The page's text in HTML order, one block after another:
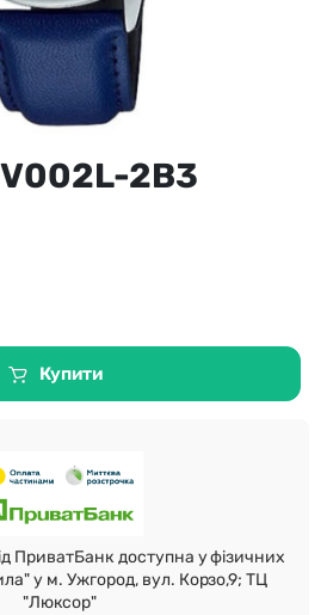
2B3
Купити
ПриватБанк доступна у фізичних
у м. Ужгород, вул. Корзо,9; ТЦ
"Люксор"